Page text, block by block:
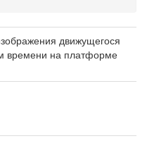
движущегося
времени на платформе